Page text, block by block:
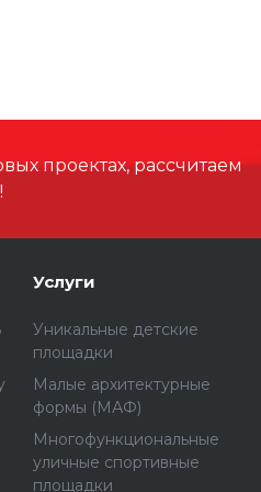
установки
проектах, рассчитаем
Услуги
Уникальные детские
площадки
Малые архитектурные
формы (МАФ)
Многофункциональные
уличные спортивные
площадки